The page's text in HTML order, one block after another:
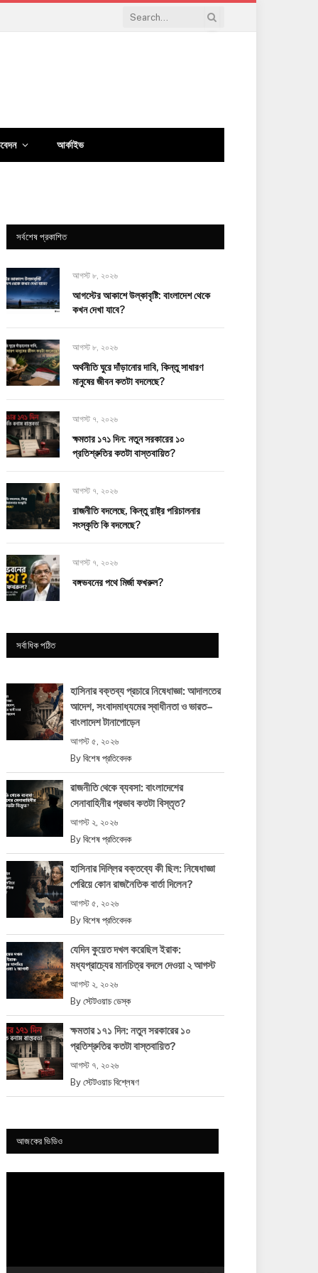
আর্কাইভ
সর্বশেষ প্রকাশিত
আগস্ট ৮, ২০২৬
আগস্টের আকাশে উল্কাবৃষ্টি: বাংলাদেশ থেকে
কখন দেখা যাবে?
আগস্ট ৮, ২০২৬
অর্থনীতি ঘুরে দাঁড়ানোর দাবি, কিন্তু সাধারণ
মানুষের জীবন কতটা বদলেছে?
আগস্ট ৭, ২০২৬
ক্ষমতার ১৭১ দিন: নতুন সরকারের ১০
প্রতিশ্রুতির কতটা বাস্তবায়িত?
আগস্ট ৭, ২০২৬
রাজনীতি বদলেছে, কিন্তু রাষ্ট্র পরিচালনার
সংস্কৃতি কি বদলেছে?
আগস্ট ৭, ২০২৬
বঙ্গভবনের পথে মির্জা ফখরুল?
সর্বাধিক পঠিত
হাসিনার বক্তব্য প্রচারে নিষেধাজ্ঞা: আদালতের
আদেশ, সংবাদমাধ্যমের স্বাধীনতা ও ভারত–
বাংলাদেশ টানাপোড়েন
আগস্ট ৫, ২০২৬
By বিশেষ প্রতিবেদক
রাজনীতি থেকে ব্যবসা: বাংলাদেশের
সেনাবাহিনীর প্রভাব কতটা বিস্তৃত?
আগস্ট ২, ২০২৬
By বিশেষ প্রতিবেদক
হাসিনার দিল্লির বক্তব্যে কী ছিল: নিষেধাজ্ঞা
পেরিয়ে কোন রাজনৈতিক বার্তা দিলেন?
আগস্ট ৫, ২০২৬
By বিশেষ প্রতিবেদক
যেদিন কুয়েত দখল করেছিল ইরাক:
মধ্যপ্রাচ্যের মানচিত্র বদলে দেওয়া ২ আগস্ট
আগস্ট ২, ২০২৬
By স্টেটওয়াচ ডেস্ক
ক্ষমতার ১৭১ দিন: নতুন সরকারের ১০
প্রতিশ্রুতির কতটা বাস্তবায়িত?
আগস্ট ৭, ২০২৬
By স্টেটওয়াচ বিশ্লেষণ
আজকের ভিডিও